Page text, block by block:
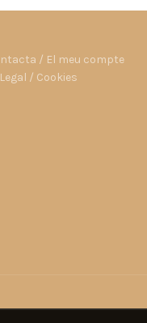
/ El meu compte
/ Cookies